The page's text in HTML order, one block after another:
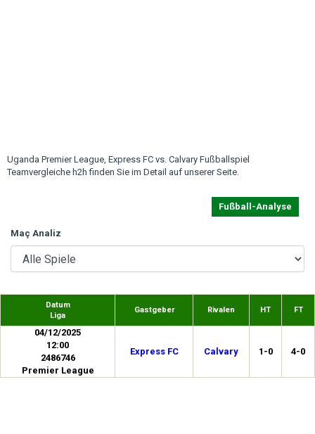
Uganda Premier League, Express FC vs. Calvary Fußballspiel
Teamvergleiche h2h finden Sie im Detail auf unserer Seite.
Fußball-Analyse
Maç Analiz
Datum
Liga
Gastgeber Rivalen HT FT
04/12/2025
12:00
2486746
Premier League
Express FC Calvary 1-0 4-0